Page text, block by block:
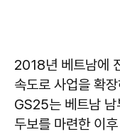
2018년 베트남에
속도로 사업을 확
GS25는 베트남 남
두보를 마련한 이